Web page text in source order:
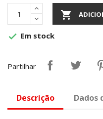

 Em stock
Partilhar
Descrição Dados